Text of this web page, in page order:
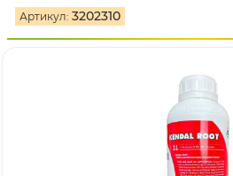
Артикул: 3202310